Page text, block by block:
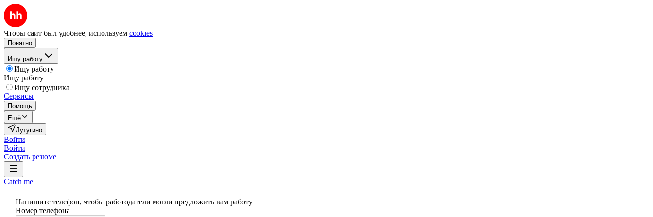
Чтобы сайт был удобнее, используем cookies
Понятно
Ищу работу
Ищу работу
Ищу работу
Ищу сотрудника
Сервисы
Помощь
Ещё
Лутугино
Войти
Войти
Создать резюме
Catch me
Напишите телефон, чтобы работодатели могли предложить вам работу
Номер телефона